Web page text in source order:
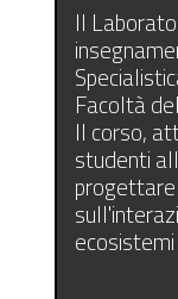
Il
Facoltà
Il corso,
studenti